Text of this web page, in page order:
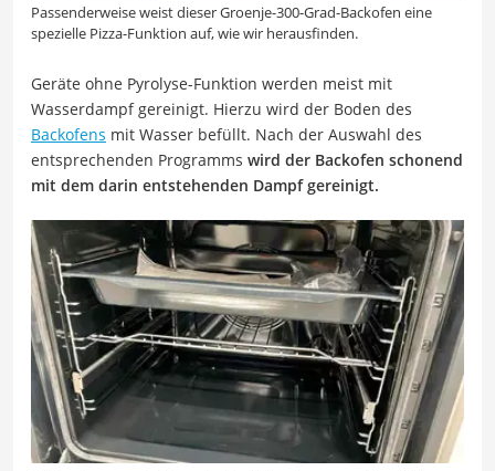
Passenderweise weist dieser Groenje-300-Grad-Backofen eine
spezielle Pizza-Funktion auf, wie wir herausfinden.
Geräte ohne Pyrolyse-Funktion werden meist mit
Wasserdampf gereinigt. Hierzu wird der Boden des
Backofens mit Wasser befüllt. Nach der Auswahl des
entsprechenden Programms wird der Backofen schonend
mit dem darin entstehenden Dampf gereinigt.